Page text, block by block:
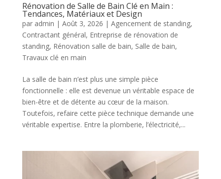
Rénovation de Salle de Bain Clé en Main :
Tendances, Matériaux et Design
par admin | Août 3, 2026 | Agencement de standing,
Contractant général, Entreprise de rénovation de
standing, Rénovation salle de bain, Salle de bain,
Travaux clé en main
La salle de bain n’est plus une simple pièce
fonctionnelle : elle est devenue un véritable espace de
bien-être et de détente au cœur de la maison.
Toutefois, refaire cette pièce technique demande une
véritable expertise. Entre la plomberie, l’électricité,...